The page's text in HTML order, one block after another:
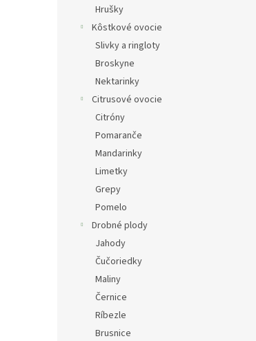
Hrušky
Kôstkové ovocie
Slivky a ringloty
Broskyne
Nektarinky
Citrusové ovocie
Citróny
Pomaranče
Mandarinky
Limetky
Grepy
Pomelo
Drobné plody
Jahody
Čučoriedky
Maliny
Černice
Ríbezle
Brusnice